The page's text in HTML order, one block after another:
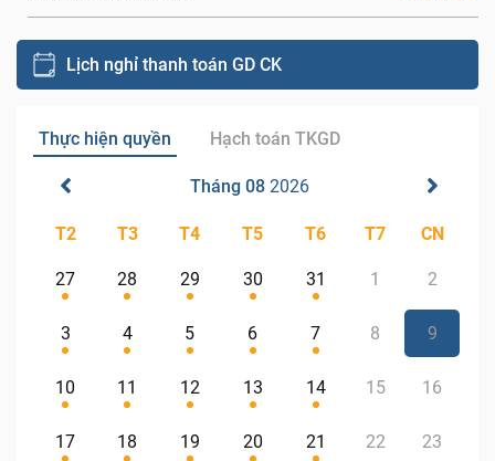
Lịch nghỉ thanh toán GD CK
Thực hiện quyền Hạch toán TKGD
Tháng 08 2026
T2 T3 T4 T5 T6 T7 CN
27 28 29 30 31 1 2
3 4 5 6 7 8 9
10 11 12 13 14 15 16
17 18 19 20 21 22 23